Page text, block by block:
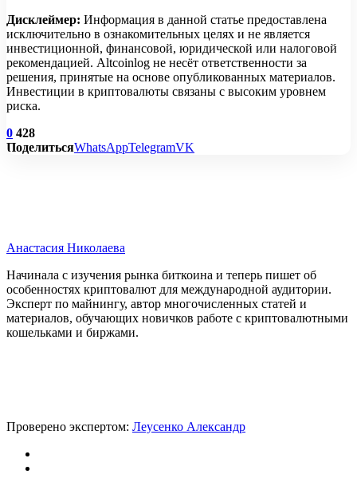
Дисклеймер: Информация в данной статье предоставлена
исключительно в ознакомительных целях и не является
инвестиционной, финансовой, юридической или налоговой
рекомендацией. Altcoinlog не несёт ответственности за
решения, принятые на основе опубликованных материалов.
Инвестиции в криптовалюты связаны с высоким уровнем
риска.
0 428
ПоделитьсяWhatsAppTelegramVK
Анастасия Николаева
Начинала с изучения рынка биткоина и теперь пишет об
особенностях криптовалют для международной аудитории.
Эксперт по майнингу, автор многочисленных статей и
материалов, обучающих новичков работе с криптовалютными
кошельками и биржами.
Проверено экспертом: Леусенко Александр